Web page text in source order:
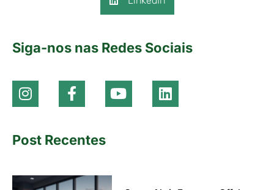
Siga-nos nas Redes Sociais
Post Recentes